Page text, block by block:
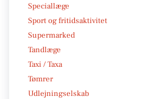
Speciallæge
Sport og fritidsaktivitet
Supermarked
Tandlæge
Taxi / Taxa
Tømrer
Udlejningselskab